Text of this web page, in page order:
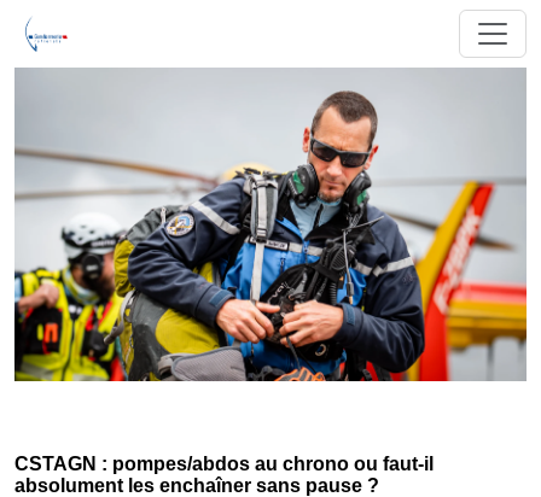
CSTAGN : pompes/abdos au chrono ou faut-il
absolument les enchaîner sans pause ?